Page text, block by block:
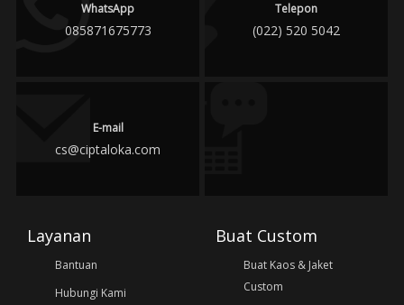
WhatsApp
085871675773
Telepon
(022) 520 5042
E-mail
cs@ciptaloka.com
Layanan
Bantuan
Hubungi Kami
Buat Custom
Buat Kaos & Jaket
Custom